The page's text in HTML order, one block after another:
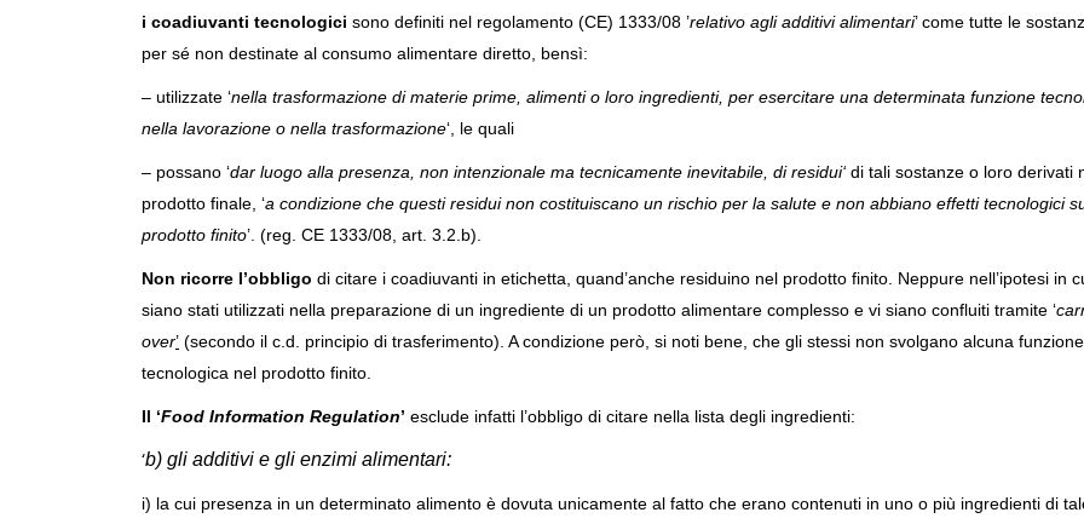
i coadiuvanti tecnologici sono definiti nel regolamento (CE) 1333/08 ’relativo agli additivi alimentari’ come tutte le
per sé non destinate al consumo alimentare diretto, bensì:
– utilizzate ‘nella trasformazione di materie prime, alimenti o loro ingredienti, per esercitare una determinata funzione
nella lavorazione o nella trasformazione‘, le quali
– possano ‘dar luogo alla presenza, non intenzionale ma tecnicamente inevitabile, di residui‘ di tali sostanze o loro derivati
prodotto finale, ‘a condizione che questi residui non costituiscano un rischio per la salute e non abbiano effetti tecnologici
prodotto finito’. (reg. CE 1333/08, art. 3.2.b).
Non ricorre l’obbligo di citare i coadiuvanti in etichetta, quand’anche residuino nel prodotto finito. Neppure nell’ipotesi in
siano stati utilizzati nella preparazione di un ingrediente di un prodotto alimentare complesso e vi siano confluiti tramite ‘
over’ (secondo il c.d. principio di trasferimento). A condizione però, si noti bene, che gli stessi non svolgano alcuna funzione
tecnologica nel prodotto finito.
Il ‘Food Information Regulation’ esclude infatti l’obbligo di citare nella lista degli ingredienti:
‘b) gli additivi e gli enzimi alimentari:
i) la cui presenza in un determinato alimento è dovuta unicamente al fatto che erano contenuti in uno o più ingredienti di